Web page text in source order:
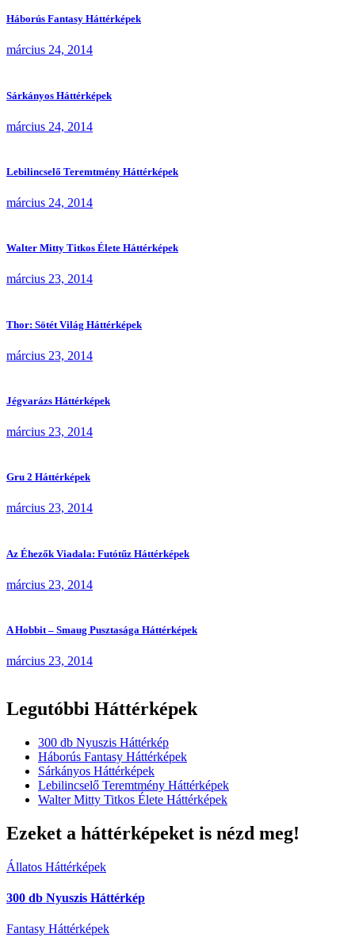
Háborús Fantasy Háttérképek
március 24, 2014
Sárkányos Háttérképek
március 24, 2014
Lebilincselő Teremtmény Háttérképek
március 24, 2014
Walter Mitty Titkos Élete Háttérképek
március 23, 2014
Thor: Sötét Világ Háttérképek
március 23, 2014
Jégvarázs Háttérképek
március 23, 2014
Gru 2 Háttérképek
március 23, 2014
Az Éhezők Viadala: Futótűz Háttérképek
március 23, 2014
A Hobbit – Smaug Pusztasága Háttérképek
március 23, 2014
Legutóbbi Háttérképek
300 db Nyuszis Háttérkép
Háborús Fantasy Háttérképek
Sárkányos Háttérképek
Lebilincselő Teremtmény Háttérképek
Walter Mitty Titkos Élete Háttérképek
Ezeket a háttérképeket is nézd meg!
Állatos Háttérképek
300 db Nyuszis Háttérkép
Fantasy Háttérképek